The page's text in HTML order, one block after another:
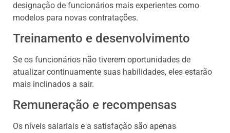
designação de funcionários mais experientes como
modelos para novas contratações.
Treinamento e desenvolvimento
Se os funcionários não tiverem oportunidades de
atualizar continuamente suas habilidades, eles estarão
mais inclinados a sair.
Remuneração e recompensas
Os níveis salariais e a satisfação são apenas